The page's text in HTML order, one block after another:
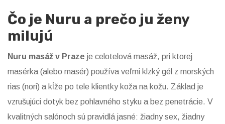
Čo je Nuru a prečo ju ženy
milujú
Nuru masáž v Praze je celotelová masáž, pri ktorej
masérka (alebo masér) používa veľmi klzký gél z morských
rias (nori) a kĺže po tele klientky koža na kožu. Základ je
vzrušujúci dotyk bez pohlavného styku a bez penetrácie. V
kvalitných salónoch sú pravidlá jasné: žiadny sex, žiadny